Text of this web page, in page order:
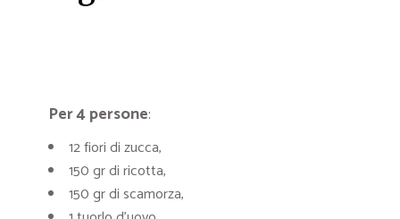
Per 4 persone:
12 fiori di zucca,
150 gr di ricotta,
150 gr di scamorza,